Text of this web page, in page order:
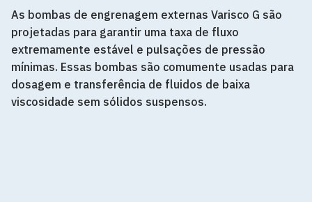
As bombas de engrenagem externas Varisco G são
projetadas para garantir uma taxa de fluxo
extremamente estável e pulsações de pressão
mínimas. Essas bombas são comumente usadas para
dosagem e transferência de fluidos de baixa
viscosidade sem sólidos suspensos.